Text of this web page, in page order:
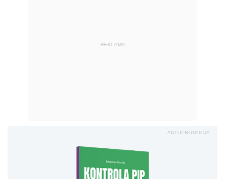
REKLAMA
AUTOPROMOCJA